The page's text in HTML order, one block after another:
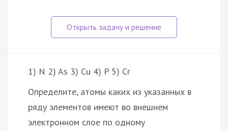
1) N 2) As 3) Cu 4) P 5) Cr
Определите, атомы каких из указанных в
ряду элементов имеют во внешнем
электронном слое по одному